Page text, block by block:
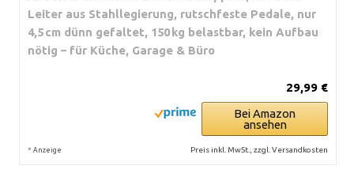
Leiter aus Stahllegierung, rutschfeste Pedale, nur
4,5 cm dünn gefaltet, 150 kg belastbar, kein Aufbau
nötig – für Küche, Garage & Büro
29,99 €
Bei Amazon
ansehen
* Anzeige Preis inkl. MwSt., zzgl. Versandkosten